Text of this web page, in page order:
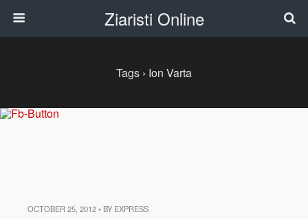
Ziaristi Online
Tags › Ion Varta
OCTOBER 25, 2012 • BY EXPRESS